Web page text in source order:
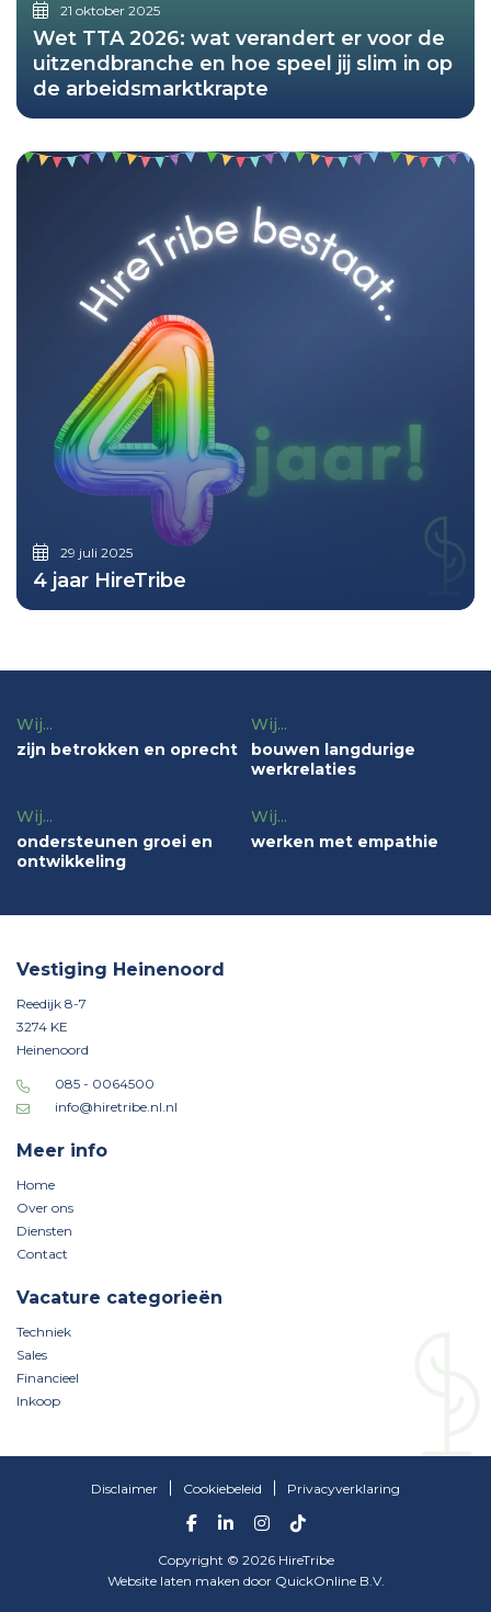
21 oktober 2025
Wet TTA 2026: wat verandert er voor de
uitzendbranche en hoe speel jij slim in op
de arbeidsmarktkrapte
29 juli 2025
4 jaar HireTribe
Wij...
zijn betrokken en oprecht
Wij...
bouwen langdurige
werkrelaties
Wij...
ondersteunen groei en
ontwikkeling
Wij...
werken met empathie
Vestiging Heinenoord
Reedijk 8-7
3274 KE
Heinenoord
085 - 0064500
info@hiretribe.nl.nl
Meer info
Home
Over ons
Diensten
Contact
Vacature categorieën
Techniek
Sales
Financieel
Inkoop
Disclaimer Cookiebeleid Privacyverklaring
Copyright © 2026 HireTribe
Website laten maken door QuickOnline B.V.